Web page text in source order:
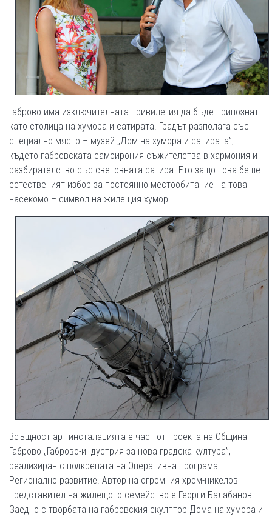
Габрово има изключителната привилегия да бъде припознат
като столица на хумора и сатирата. Градът разполага със
специално място – музей „Дом на хумора и сатирата”,
където габровската самоирония съжителства в хармония и
разбирателство със световната сатира. Ето защо това беше
естественият избор за постоянно местообитание на това
насекомо – символ на жилещия хумор.
Всъщност арт инсталацията е част от проекта на Община
Габрово „Габрово-индустрия за нова градска култура”,
реализиран с подкрепата на Оперативна програма
Регионално развитие. Автор на огромния хром-никелов
представител на жилещото семейство е Георги Балабанов.
Заедно с творбата на габровския скулптор Дома на хумора и